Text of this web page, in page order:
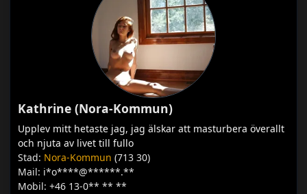
Kathrine (Nora-Kommun)
Upplev mitt hetaste jag, jag älskar att masturbera överallt
och njuta av livet till fullo
Stad: Nora-Kommun (713 30)
Mail: i*o****@******.**
Mobil: +46 13-0** ** **